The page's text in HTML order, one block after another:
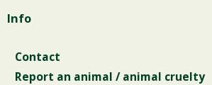
Info
Contact
Report an animal / animal cruelty